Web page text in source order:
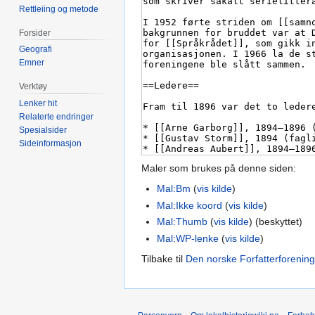
Maler som brukes på denne siden:
Mal:Bm (vis kilde)
Mal:Ikke koord (vis kilde)
Mal:Thumb (vis kilde) (beskyttet)
Mal:WP-lenke (vis kilde)
Tilbake til Den norske Forfatterforening
Rettleiing og metode
Forsider
Geografi
Emner
Verktøy
Lenker hit
Relaterte endringer
Spesialsider
Sideinformasjon